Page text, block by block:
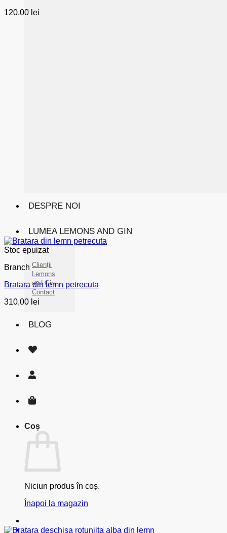
DESPRE NOI
LUMEA LEMONS AND GIN
Clienții
Lemons
and Gin
Contact
BLOG
Coș
Niciun produs în coș.
Înapoi la magazin
120,00 lei
Stoc epuizat
Branch
Bratara din lemn petrecuta
310,00 lei